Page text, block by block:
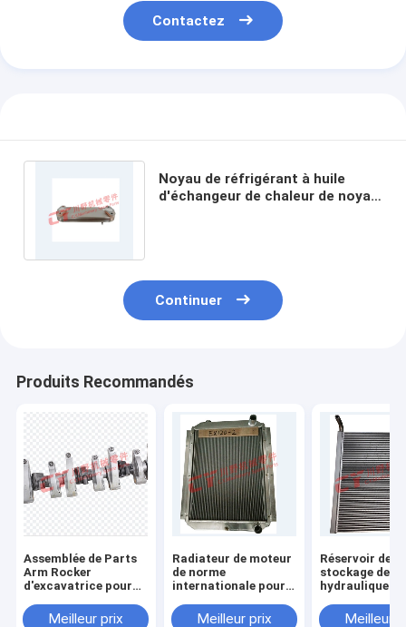
Contactez
Noyau de réfrigérant à huile
d'échangeur de chaleur de noyau
Continuer
Produits Recommandés
Assemblée de Parts
Arm Rocker
d'excavatrice pour
Meilleur prix
Radiateur de moteur
de norme
internationale pour
Meilleur prix
Réservoir de
stockage de
hydraulique de
internationale
Meilleur